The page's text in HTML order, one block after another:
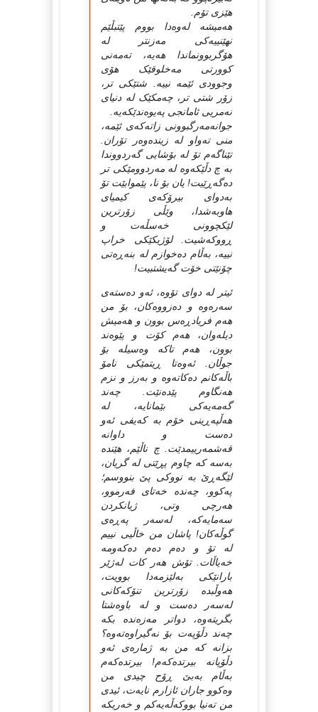
هێزی تۆم.
هه‌میشه‌ له‌وه‌دا بووم پێتبڵێم
نهێنییه‌کی مه‌زنتر له‌
هۆگربوونماندا هه‌یه‌، ته‌مه‌نی
کوورتی مه‌خلوقێک هۆی
وجوودی ئێمه‌ نییه‌. شتێکی تر،
زۆر شتی تر، چه‌مکێک له‌ دنیای
نه‌مریی ئامانجی په‌یوه‌ندێکه‌یه‌.
جوانه‌مه‌رگبوونی زاته‌که‌ی ئێمه‌،
منی ته‌واو له‌ زینده‌وه‌ر تۆران.
تێناگه‌م تۆ له‌ بۆشایی گه‌ردووندا
به‌ چ دڵێکه‌وه‌ له‌ مه‌ردوومێکی تر
ده‌گه‌ڕێیت! یان بۆ نا، پێموابێت تۆ
به‌دوای بیرۆکه‌ی کیمیای
هاوبه‌شدا، وێڵی زۆرترین
لێکچوونی خه‌سڵه‌ت و
ڕووکه‌شیت. لۆژیکێکی خراپ
نییه‌، به‌ڵام ده‌خوازم له‌ بنه‌ڕه‌تی
چۆنێتی خۆت گه‌یشتبیت!
ئیتر له‌ دوای تۆوه‌، ئه‌و ده‌سته‌ی
سه‌ره‌وه‌ و ده‌زووه‌کان، بۆ من
هه‌م فریادڕه‌س بوون و هه‌میش
دیله‌وان، هه‌م کۆت و پێوه‌ند
بوون، هه‌م تاکه‌ وه‌سیله‌ بۆ
جوڵان. ئه‌وه‌تا ڕیتمێکی نامۆ
باڵه‌کانم ده‌کاته‌وه‌ و به‌رز و نزم
هه‌نگاوم پێده‌نێت. چه‌ند
گه‌مه‌یه‌کی بێمانایه‌، له‌
هه‌ڵپه‌ڕینی خۆم به‌ که‌یفی ئه‌و
ده‌ست و داوانه‌
قه‌شمه‌رییمدێت. چ ناڵێم، هێنده‌
به‌سه‌ که‌ چاوم پڕێتی له‌ گریان،
لێگه‌ڕێ به‌ نووکی پێ بنووسم؛
په‌کوو، چه‌نده‌ خه‌تای فه‌رموو،
هه‌رچی وتی، ژیانکردن
سه‌مایه‌که،‌ له‌سه‌ر په‌ڕه‌ی
گوڵه‌کان! پاشان من خاڵیی نییم
له‌ تۆ و ده‌م ده‌م ده‌که‌ومه‌
خه‌یاڵات. تۆش هه‌ر کات له‌ژێر
بارانێکی به‌لێزمه‌دا بوویت،
هه‌وڵبده‌ زۆرترین تنۆکه‌کانی
له‌سه‌ر ده‌ست و له‌ باوه‌شتا
بگریته‌وه‌، دواتر مه‌زه‌نده‌ بکه‌
چه‌ند دڵۆپه‌ت بۆ نه‌گیراوه‌ته‌وه‌؟
بزانه که‌‌ من به‌ ژماره‌ی ئه‌و
دڵۆپانه‌ بیرتده‌که‌م! بیرتده‌که‌م
به‌ڵام به‌بێ ڕۆح چیدی من
وه‌کوو جاران ئازارم نایه‌ت‌، ئیدی
من ته‌نیا بووکه‌ڵه‌یه‌کم و خه‌ریکه‌